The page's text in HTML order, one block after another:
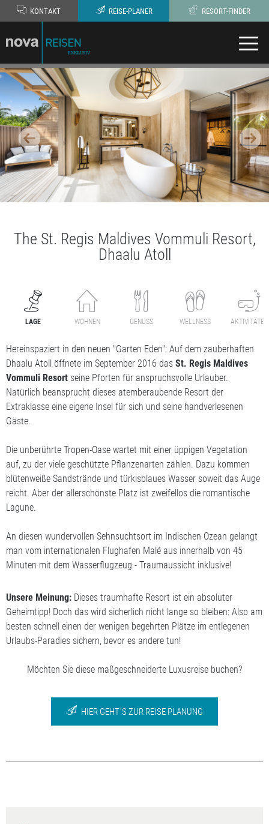
KONTAKT REISE-PLANER RESORT-FINDER
The St. Regis Maldives Vommuli Resort,
Dhaalu Atoll
LAGE WOHNEN GENUSS WELLNESS AKTIVITÄTEN
Hereinspaziert in den neuen "Garten Eden": Auf dem zauberhaften
Dhaalu Atoll öffnete im September 2016 das St. Regis Maldives
Vommuli Resort seine Pforten für anspruchsvolle Urlauber.
Natürlich beansprucht dieses atemberaubende Resort der
Extraklasse eine eigene Insel für sich und seine handverlesenen
Gäste.
Die unberührte Tropen-Oase wartet mit einer üppigen Vegetation
auf, zu der viele geschützte Pflanzenarten zählen. Dazu kommen
blütenweiße Sandstrände und türkisblaues Wasser soweit das Auge
reicht. Aber der allerschönste Platz ist zweifellos die romantische
Lagune.
An diesen wundervollen Sehnsuchtsort im Indischen Ozean gelangt
man vom internationalen Flughafen Malé aus innerhalb von 45
Minuten mit dem Wasserflugzeug - Traumaussicht inklusive!
Unsere Meinung: Dieses traumhafte Resort ist ein absoluter
Geheimtipp! Doch das wird sicherlich nicht lange so bleiben: Also am
besten schnell einen der wenigen begehrten Plätze im entlegenen
Urlaubs-Paradies sichern, bevor es andere tun!
Möchten Sie diese maßgeschneiderte Luxusreise buchen?
HIER GEHT´S ZUR REISE PLANUNG